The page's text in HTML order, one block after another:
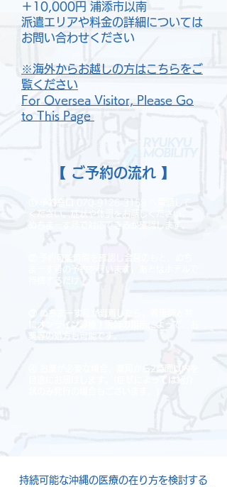
＋10,000円 浦添市以南
派遣エリアや料金の詳細については
お問い合わせください
※海外からお越しの方はこちらをご
覧ください
For Oversea Visitor, Please Go
to This Page
【 ご予約の流れ 】
① 予約窓口 070-9126-3158
へ電話して
ください。症状や体調をお話しください。
ぬちまーす号で対応できるか確認します。
予約可能時間を確認し合意のもと、ぬち
まーす号の予約を行います。あとはホテルで
待機するだけ！
③ ぬちまーす号が到着したら、看護師と共
にオンライン診療！医師の指示によって、お
薬等の処方も可能です。
④ お薬が必要な場合、薬局から2 時間以内を
目途にお届けします。(症状によっては紹介
持続可能な沖縄の医療の在り方を検討する